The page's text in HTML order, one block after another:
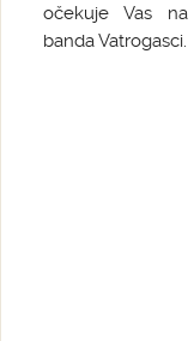
očekuje Vas
banda Vatrogasci.